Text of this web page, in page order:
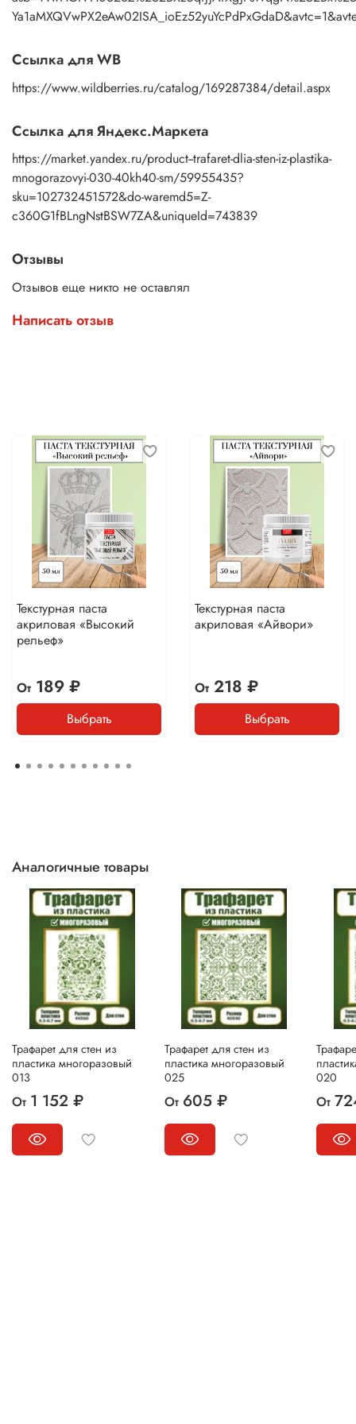
Ссылка для WB
https://www.wildberries.ru/catalog/169287384/detail.aspx
Ссылка для Яндекс.Маркета
https://market.yandex.ru/product--trafaret-dlia-sten-iz-plastika-
mnogorazovyi-030-40kh40-sm/59955435?
sku=102732451572&do-waremd5=Z-
c360G1fBLngNstBSW7ZA&uniqueId=743839
Отзывы
Отзывов еще никто не оставлял
Написать отзыв
Текстурная паста
акриловая «Высокий
рельеф»
От189 ₽
Выбрать
Текстурная паста
акриловая «Айвори»
От218 ₽
Выбрать
Аналогичные товары
Трафарет для стен из
пластика многоразовый
013
От 1 152 ₽
Трафарет для стен из
пластика многоразовый
025
От 605 ₽
020
От